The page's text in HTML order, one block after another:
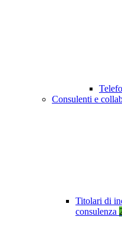
Consulenti e
Titolari di
consulenza